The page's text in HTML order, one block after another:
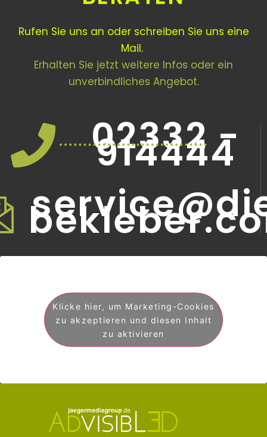
Rufen Sie uns an oder schreiben Sie uns eine
Mail.
Erhalten Sie jetzt weitere Infos oder ein
unverbindliches Angebot.
02332 -
914444
Klicke hier, um Marketing-Cookies
zu akzeptieren und diesen Inhalt
zu aktivieren